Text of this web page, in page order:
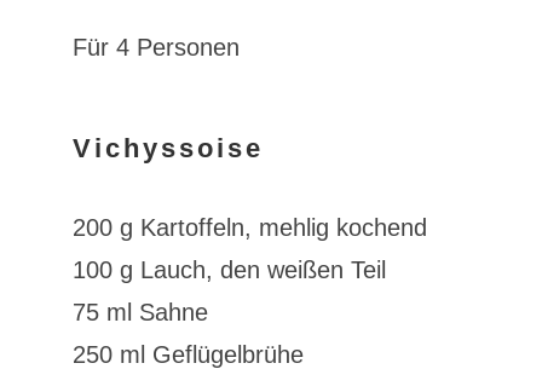
Für 4 Personen
Vichyssoise
200 g Kartoffeln, mehlig kochend
100 g Lauch, den weißen Teil
75 ml Sahne
250 ml Geflügelbrühe